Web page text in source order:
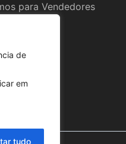
de
em
tudo
para Vendedores